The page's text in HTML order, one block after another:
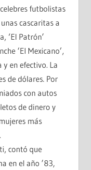
futbolistas
cascaritas a
‘El Patrón’
‘El Mexicano’,
en efectivo. La
de dólares. Por
con autos
de dinero y
más
contó que
en el año ’83,